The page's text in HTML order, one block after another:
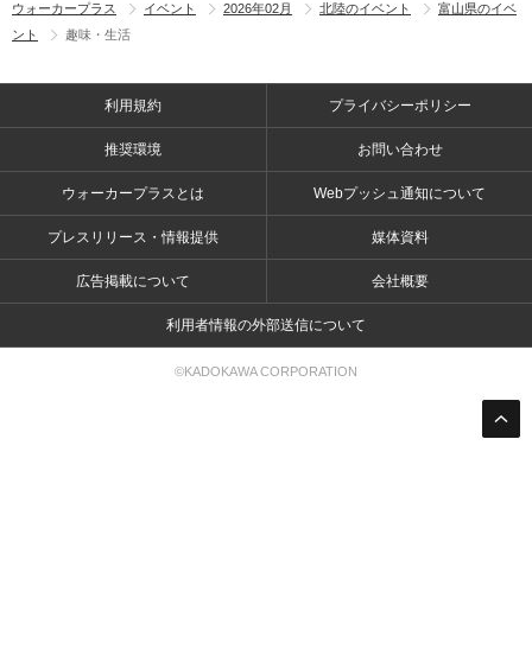
ウォーカープラス イベント 2026年02月 北陸のイベント
富山県のイベ
ント
趣味・生活
利用規約 プライバシーポリシー
推奨環境 お問い合わせ
ウォーカープラスとは Webプッシュ通知について
プレスリリース・情報提供 媒体資料
広告掲載について 会社概要
利用者情報の外部送信について
©KADOKAWA CORPORATION